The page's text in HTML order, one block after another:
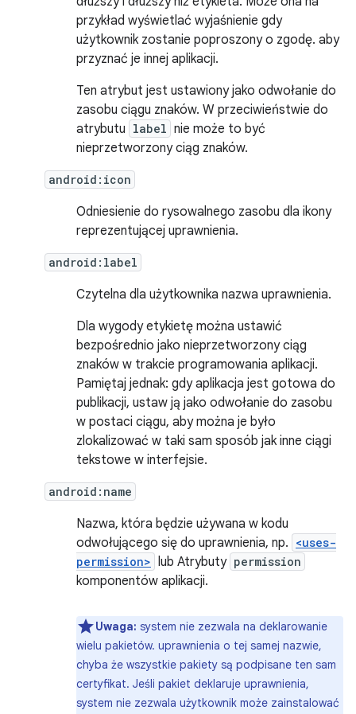
przykład wyświetlać wyjaśnienie gdy
użytkownik zostanie poproszony o zgodę. aby
przyznać je innej aplikacji.
Ten atrybut jest ustawiony jako odwołanie do
zasobu ciągu znaków. W przeciwieństwie do
atrybutu label nie może to być
nieprzetworzony ciąg znaków.
android:icon
Odniesienie do rysowalnego zasobu dla ikony
reprezentującej uprawnienia.
android:label
Czytelna dla użytkownika nazwa uprawnienia.
Dla wygody etykietę można ustawić
bezpośrednio jako nieprzetworzony ciąg
znaków w trakcie programowania aplikacji.
Pamiętaj jednak: gdy aplikacja jest gotowa do
publikacji, ustaw ją jako odwołanie do zasobu
w postaci ciągu, aby można je było
zlokalizować w taki sam sposób jak inne ciągi
tekstowe w interfejsie.
android:name
Nazwa, która będzie używana w kodu
odwołującego się do uprawnienia, np. <uses-
permission> lub Atrybuty permission
komponentów aplikacji.
Uwaga: system nie zezwala na deklarowanie
wielu pakietów. uprawnienia o tej samej nazwie,
chyba że wszystkie pakiety są podpisane ten sam
certyfikat. Jeśli pakiet deklaruje uprawnienia,
system nie zezwala użytkownik może zainstalować